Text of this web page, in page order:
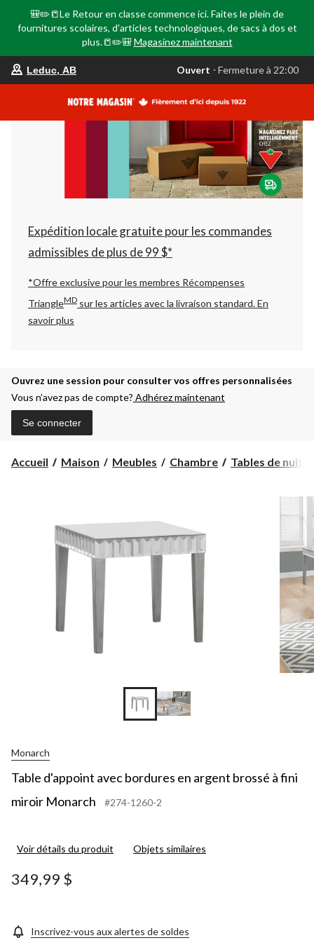
🎒✏️📒Le Retour en classe commence ici. Faites le plein de
fournitures scolaires, d'articles technologiques, de sacs à dos et
plus.📒✏️🎒 Magasinez maintenant
votre
est
AB,
Ouvert,
Fermeture
à
22:00
changer
Leduc, AB Ouvert ⋅ Fermeture à 22:00
Expédition locale gratuite pour les commandes
admissibles de plus de 99 $*
*Offre exclusive pour les membres Récompenses
TriangleMD sur les articles avec la livraison standard.En
savoir plus
Ouvrez une session pour consulter vos offres personnalisées
Vous n’avez pas de compte? Adhérez maintenant
Se connecter
Accueil Maison Meubles Chambre Tables de nuit
Monarch
Table d'appoint avec bordures en argent brossé à fini
miroir Monarch
#274-1260-2
Voir détails du produit Objets similaires
349,99 $
Inscrivez-vous aux alertes de soldes